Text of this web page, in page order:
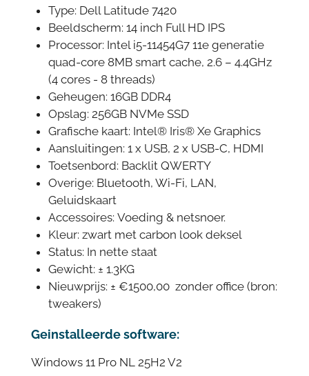
Type: Dell Latitude 7420
Beeldscherm: 14 inch Full HD IPS
Processor: Intel i5-11454G7 11e generatie
quad-core 8MB smart cache, 2.6 – 4.4GHz
(4 cores - 8 threads)
Geheugen: 16GB DDR4
Opslag: 256GB NVMe SSD
Grafische kaart: Intel® Iris® Xe Graphics
Aansluitingen: 1 x USB, 2 x USB-C, HDMI
Toetsenbord: Backlit QWERTY
Overige: Bluetooth, Wi-Fi, LAN,
Geluidskaart
Accessoires: Voeding & netsnoer.
Kleur: zwart met carbon look deksel
Status: In nette staat
Gewicht: ± 1.3KG
Nieuwprijs: ± €1500,00 zonder office (bron:
tweakers)
Geinstalleerde software:
Windows 11 Pro NL 25H2 V2